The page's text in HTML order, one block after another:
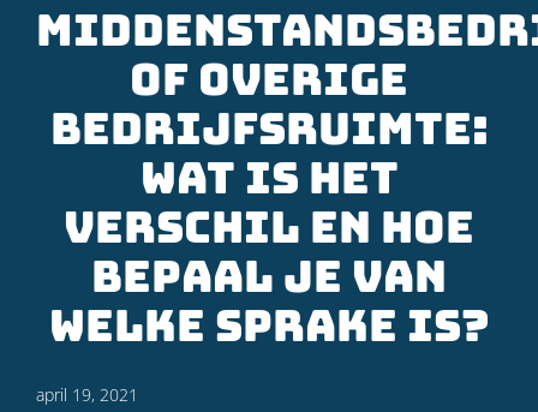
of overige
bedrijfsruimte:
wat is het
verschil en hoe
bepaal je van
welke sprake is?
april 19, 2021